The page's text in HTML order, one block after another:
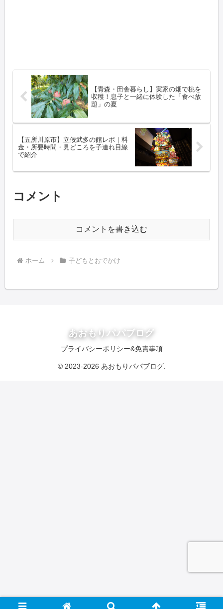
【青森・田舎暮らし】実家の畑で桃を
収穫！息子と一緒に体験した「食べ放
題」の夏
【五所川原市】立佞武多の館レポ｜料
金・所要時間・見どころを子連れ目線
で紹介
コメント
コメントを書き込む
ホーム 子どもとおでかけ
あおもりパパブログ
プライバシーポリシー&免責事項
© 2023-2026 あおもりパパブログ.